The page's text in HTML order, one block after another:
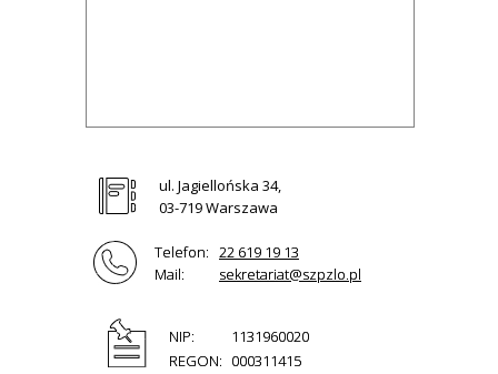
ul. Jagiellońska 34,
03-719 Warszawa
Telefon:
22 619 19 13
Mail:
sekretariat@szpzlo.pl
NIP:
1131960020
REGON: 000311415